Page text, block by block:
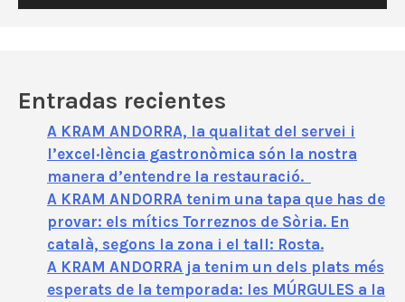
d
Entradas recientes
A KRAM ANDORRA, la qualitat del servei i
l’excel·lència gastronòmica són la nostra
manera d’entendre la restauració.
A KRAM ANDORRA tenim una tapa que has de
provar: els mítics Torreznos de Sòria. En
català, segons la zona i el tall: Rosta.
A KRAM ANDORRA ja tenim un dels plats més
esperats de la temporada: les MÚRGULES a la